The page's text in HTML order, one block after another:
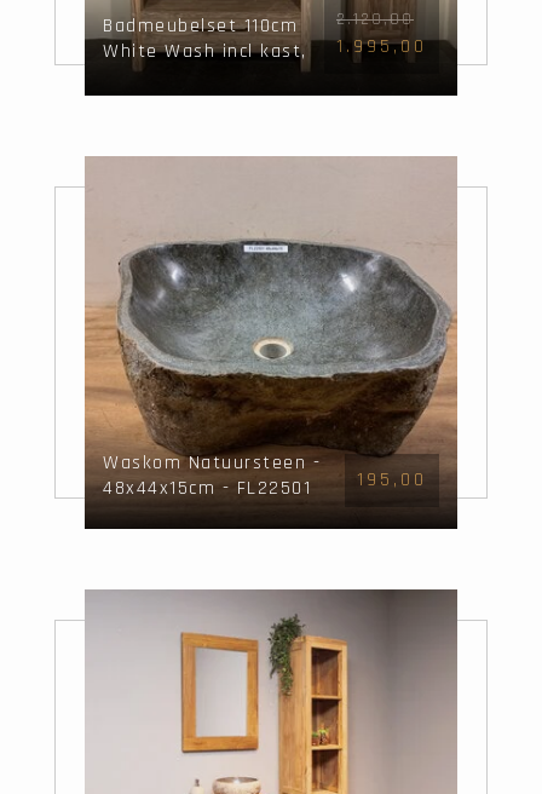
Badmeubelset 110cm
White Wash incl kast,
spiegel & wasbak
2.120,00
1.995,00
Waskom Natuursteen -
48x44x15cm - FL22501
195,00